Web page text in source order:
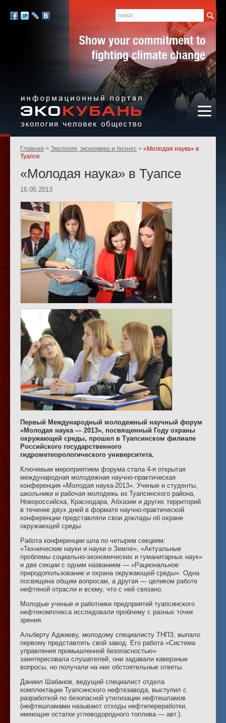
«ЭКО-КУБАНЬ»
человек,
общество
Родительские
страницы:
Главная Экология, экономика и бизнес
«Молодая наука» в
Туапсе
«Молодая наука» в Туапсе
16.05.2013
Первый Международный молодежный научный форум
«Молодая наука — 2013», посвященный Году охраны
окружающей среды, прошел в Туапсинском филиале
Российского государственного
гидрометеорологического университета.
Ключевым мероприятием форума стала 4-я открытая
международная молодежная научно-практическая
конференция «Молодая наука-2013». Ученые и студенты,
школьники и рабочая молодежь из Туапсинского района,
Новороссийска, Краснодара, Абхазии и других территорий
в течение двух дней в формате научно-практической
конференции представляли свои доклады об охране
окружающей среды.
Работа конференции шла по четырем секциям:
«Технические науки и науки о Земле», «Актуальные
проблемы социально-экономических и гуманитарных наук»
и две секции с одним названием — «Рациональное
природопользование и охрана окружающей среды». Одна
посвящена общим вопросам, а другая — целиком работе
нефтяной отрасли и всему, что с ней связано.
Молодые ученые и работники предприятий туапсинского
нефтекомплекса исследовали проблему с разных точек
зрения.
Альберту Аджиеву, молодому специалисту ТНПЗ, выпало
первому представлять свой завод. Его работа «Система
управления промышленной безопасностью»
заинтересовала слушателей, они задавали каверзные
вопросы, но получали на них обстоятельные ответы.
Даниил Шабанов, ведущий специалист отдела
комплектации Туапсинского нефтезавода, выступил с
разработкой по безопасной утилизации нефтешламов
(нефтешламами называют отходы нефтепереработки,
имеющие остатки углеводородного топлива — авт.).
Мы
Поиск